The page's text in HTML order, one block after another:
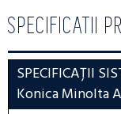
SPECIFICATII
SPECIFICAȚII
Konica Minolta